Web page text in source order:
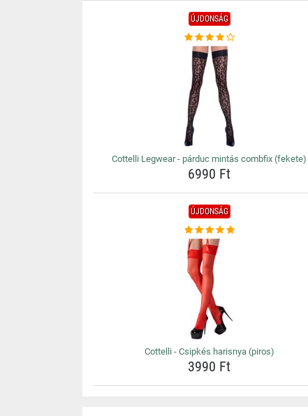
ÚJDONSÁG
Cottelli Legwear - párduc mintás combfix (fekete)
6990 Ft
ÚJDONSÁG
Cottelli - Csipkés harisnya (piros)
3990 Ft